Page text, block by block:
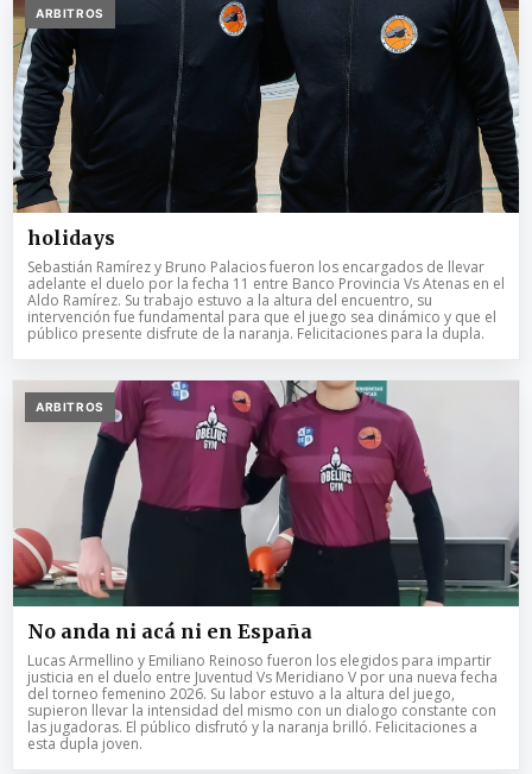
ARBITROS
holidays
Sebastián Ramírez y Bruno Palacios fueron los encargados de llevar
adelante el duelo por la fecha 11 entre Banco Provincia Vs Atenas en el
Aldo Ramírez. Su trabajo estuvo a la altura del encuentro, su
intervención fue fundamental para que el juego sea dinámico y que el
público presente disfrute de la naranja. Felicitaciones para la dupla.
ARBITROS
No anda ni acá ni en España
Lucas Armellino y Emiliano Reinoso fueron los elegidos para impartir
justicia en el duelo entre Juventud Vs Meridiano V por una nueva fecha
del torneo femenino 2026. Su labor estuvo a la altura del juego,
supieron llevar la intensidad del mismo con un dialogo constante con
las jugadoras. El público disfrutó y la naranja brilló. Felicitaciones a
esta dupla joven.